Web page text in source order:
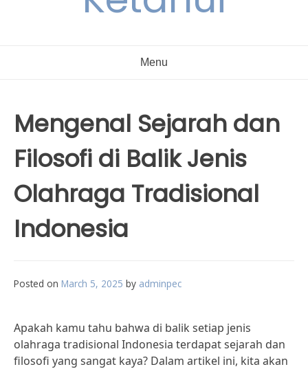
Menu
Mengenal Sejarah dan
Filosofi di Balik Jenis
Olahraga Tradisional
Indonesia
Posted on March 5, 2025 by adminpec
Apakah kamu tahu bahwa di balik setiap jenis
olahraga tradisional Indonesia terdapat sejarah dan
filosofi yang sangat kaya? Dalam artikel ini, kita akan